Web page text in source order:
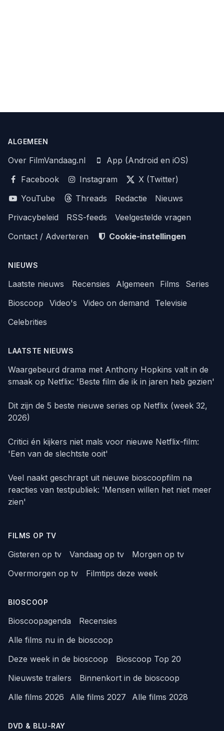
ALGEMEEN
Over FilmVandaag.nl
App (Android en iOS)
Facebook
Instagram
X (Twitter)
YouTube
Threads Redactie
Nieuws
Privacybeleid
RSS-feeds
Veelgestelde vragen
Contact / Adverteren
Cookie-instellingen
NIEUWS
Laatste nieuws Recensies Algemeen Films
Series
Bioscoop
Video's Video on demand
Televisie
Celebrities
LAATSTE NIEUWS
Waargebeurd drama met Anthony Hopkins valt in de
smaak op Netflix: 'Beste film die ik in jaren heb gezien'
Dit zijn de 5 beste nieuwe series op Netflix (week 32,
2026)
Critici én kijkers niet mals voor nieuwe Netflix-film:
'Een van de slechtste ooit'
Veel naakt geschrapt uit nieuwe bioscoopfilm na
reacties van testpubliek: 'Mensen willen het niet meer
zien'
FILMS OP TV
Gisteren op tv Vandaag op tv
Morgen op tv
Overmorgen op tv
Filmtips deze week
BIOSCOOP
Bioscoopagenda
Recensies
Alle films nu in de bioscoop
Deze week in de bioscoop
Bioscoop Top 20
Nieuwste trailers
Binnenkort in de bioscoop
Alle films 2026
Alle films 2027 Alle films 2028
DVD & BLU-RAY